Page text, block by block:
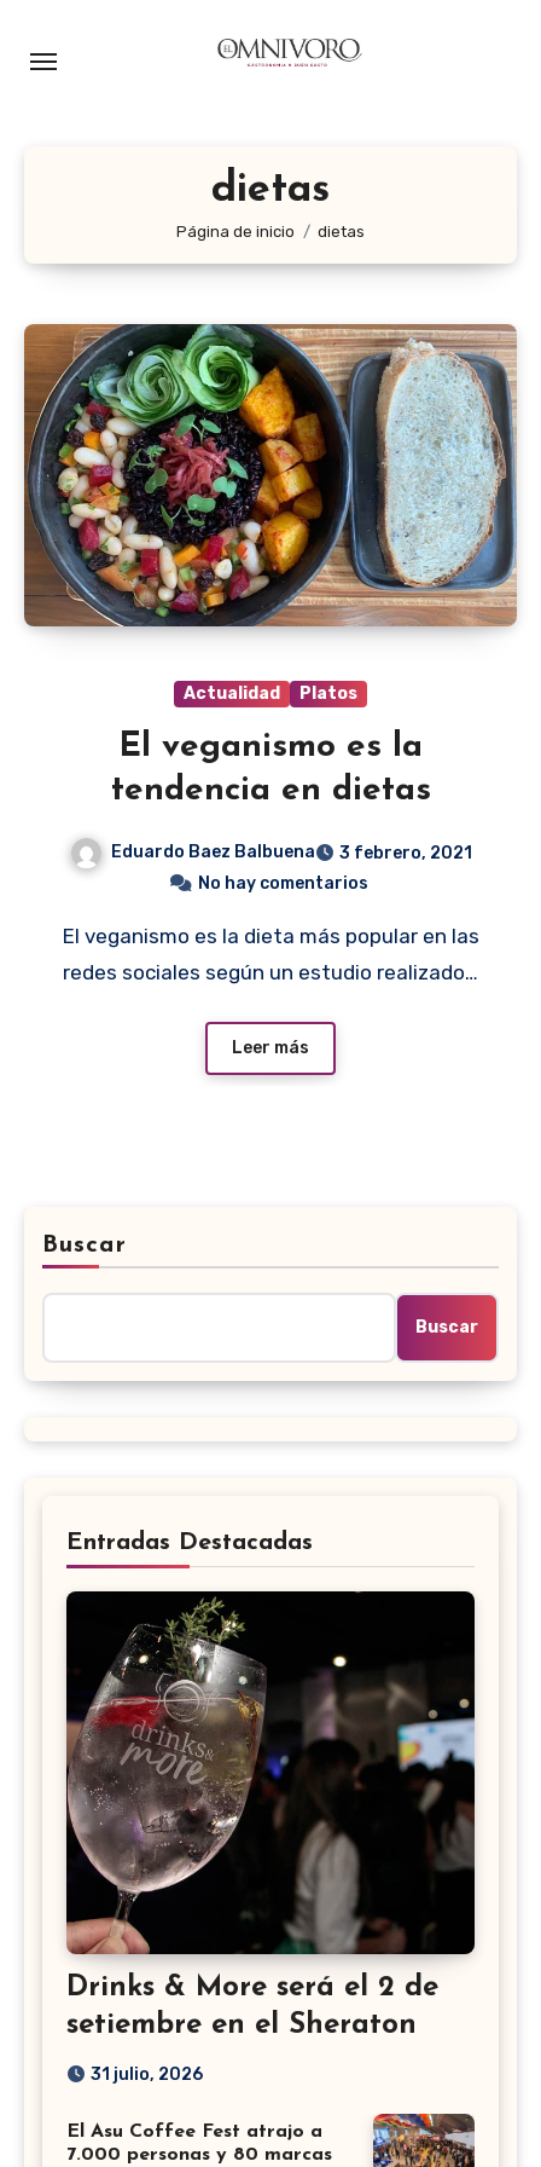
dietas
Página de inicio dietas
Actualidad Platos
El veganismo es la
tendencia en dietas
Eduardo Baez Balbuena
3 febrero, 2021
No hay comentarios
El veganismo es la dieta más popular en las
redes sociales según un estudio realizado…
Leer más
Buscar
Buscar
Entradas Destacadas
Drinks & More será el 2 de
setiembre en el Sheraton
31 julio, 2026
El Asu Coffee Fest atrajo a
7.000 personas y 80 marcas